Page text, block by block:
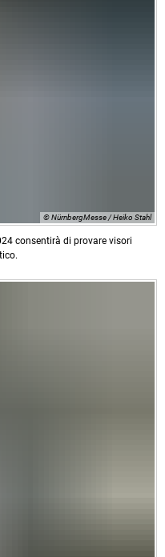
© NürnbergMesse / Heiko Stahl
consentirà di provare visori